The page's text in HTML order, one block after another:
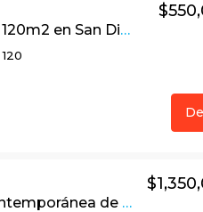
Linda casa campestre de 120m2 en San Diego, El Salitre – La Calera
Linda casa campestre contemporánea de 320m2 en el sector Bosques de La Calera